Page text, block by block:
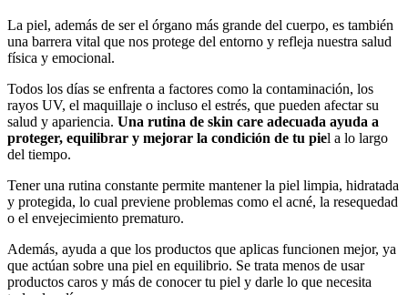
La piel, además de ser el órgano más grande del cuerpo, es también
una barrera vital que nos protege del entorno y refleja nuestra salud
física y emocional.
Todos los días se enfrenta a factores como la contaminación, los
rayos UV, el maquillaje o incluso el estrés, que pueden afectar su
salud y apariencia. Una rutina de skin care adecuada ayuda a
proteger, equilibrar y mejorar la condición de tu piel a lo largo
del tiempo.
Tener una rutina constante permite mantener la piel limpia, hidratada
y protegida, lo cual previene problemas como el acné, la resequedad
o el envejecimiento prematuro.
Además, ayuda a que los productos que aplicas funcionen mejor, ya
que actúan sobre una piel en equilibrio. Se trata menos de usar
productos caros y más de conocer tu piel y darle lo que necesita